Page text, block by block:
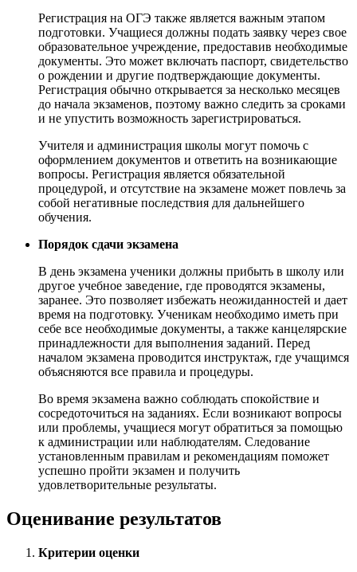
Регистрация на ОГЭ также является важным этапом
подготовки. Учащиеся должны подать заявку через свое
образовательное учреждение, предоставив необходимые
документы. Это может включать паспорт, свидетельство
о рождении и другие подтверждающие документы.
Регистрация обычно открывается за несколько месяцев
до начала экзаменов, поэтому важно следить за сроками
и не упустить возможность зарегистрироваться.
Учителя и администрация школы могут помочь с
оформлением документов и ответить на возникающие
вопросы. Регистрация является обязательной
процедурой, и отсутствие на экзамене может повлечь за
собой негативные последствия для дальнейшего
обучения.
Порядок сдачи экзамена
В день экзамена ученики должны прибыть в школу или
другое учебное заведение, где проводятся экзамены,
заранее. Это позволяет избежать неожиданностей и дает
время на подготовку. Ученикам необходимо иметь при
себе все необходимые документы, а также канцелярские
принадлежности для выполнения заданий. Перед
началом экзамена проводится инструктаж, где учащимся
объясняются все правила и процедуры.
Во время экзамена важно соблюдать спокойствие и
сосредоточиться на заданиях. Если возникают вопросы
или проблемы, учащиеся могут обратиться за помощью
к администрации или наблюдателям. Следование
установленным правилам и рекомендациям поможет
успешно пройти экзамен и получить
удовлетворительные результаты.
Оценивание результатов
Критерии оценки